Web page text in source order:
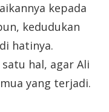
kepada
kedudukan
hatinya.
hal, agar Ali
yang terjadi.